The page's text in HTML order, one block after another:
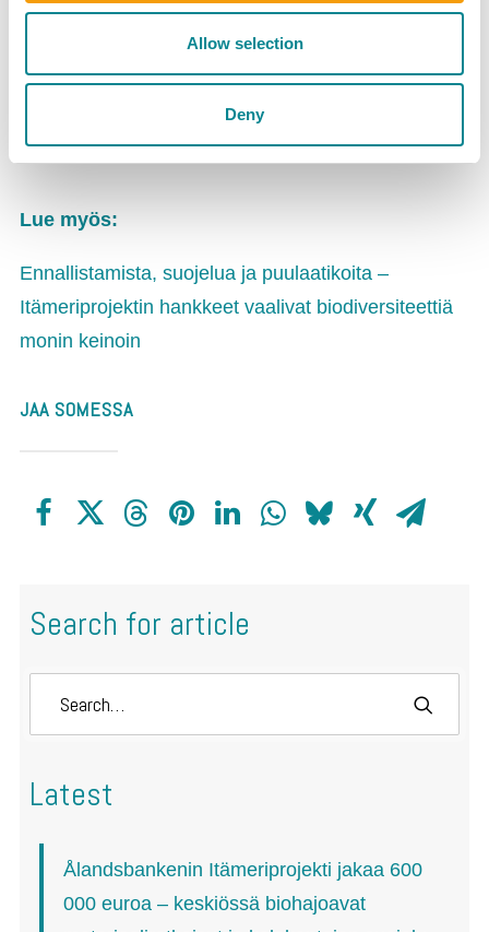
Allow selection
Deny
Harjavaltaan. Vihreässä vedyssä piilee valtava
potentiaali – paitsi osana vihreää siirtymää, myös
Euroopan energiaomavaraisuuden edistäjänä, joka
voi kohentaa koko maapallon elinvoimaa.
Lue myös:
Ennallistamista, suojelua ja puulaatikoita –
Itämeriprojektin hankkeet vaalivat biodiversiteettiä
monin keinoin
JAA SOMESSA
Search for article
Latest
Ålandsbankenin Itämeriprojekti jakaa 600
000 euroa – keskiössä biohajoavat